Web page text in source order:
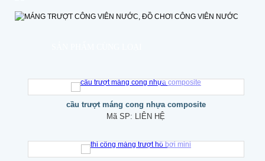
cầu trượt máng cong nhựa composite
Mã SP: LIÊN HỆ